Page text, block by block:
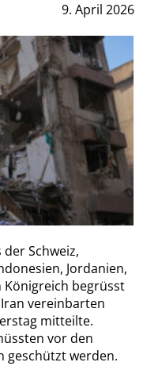
9. April 2026
Schweiz,
Jordanien,
Königreich begrüsst
vereinbarten
mitteilte.
vor den
geschützt werden.